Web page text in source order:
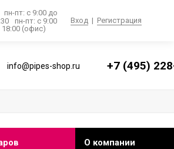
пн-пт: с 9:00 до
пн-пт: с 9:00
18:00 (офис)
Вход | Регистрация
info@pipes-shop.ru +7 (495)
О компании